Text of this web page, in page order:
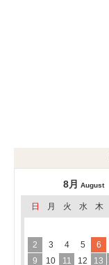
8月 August
日 月 火 水 木
2
3 4 5 6
9
10 11 12 13